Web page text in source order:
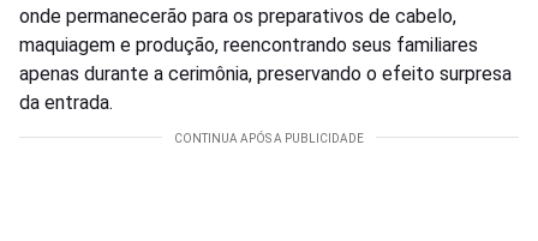
onde permanecerão para os preparativos de cabelo,
maquiagem e produção, reencontrando seus familiares
apenas durante a cerimônia, preservando o efeito surpresa
da entrada.